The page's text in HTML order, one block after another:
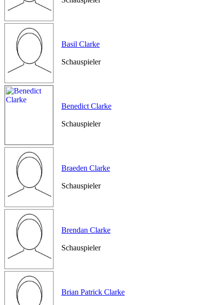
Basil Clarke
Schauspieler
Benedict Clarke
Schauspieler
Braeden Clarke
Schauspieler
Brendan Clarke
Schauspieler
Brian Patrick Clarke